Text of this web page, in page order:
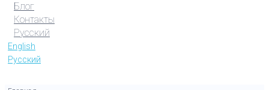
Блог
Контакты
Русский
English
Русский